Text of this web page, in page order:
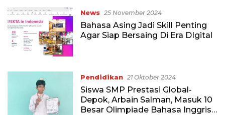
News 25 November 2024
Bahasa Asing Jadi Skill Penting
Agar Siap Bersaing Di Era DIgital
Pendidikan 21 Oktober 2024
Siswa SMP Prestasi Global-
Depok, Arbain Salman, Masuk 10
Besar Olimpiade Bahasa Inggris